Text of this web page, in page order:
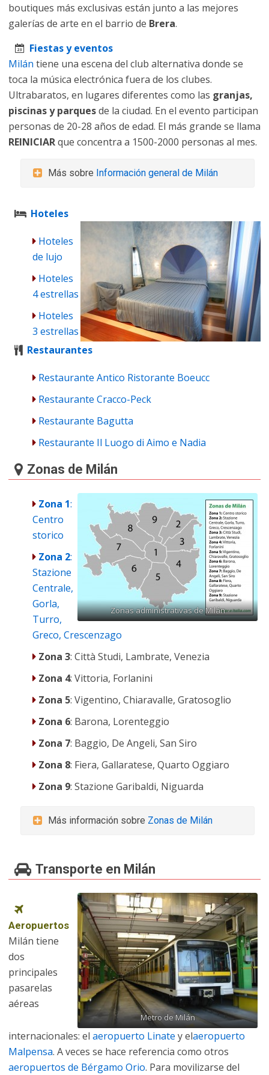
boutiques más exclusivas están junto a las mejores
galerías de arte en el barrio de Brera.
Fiestas y eventos
Milán tiene una escena del club alternativa donde se
toca la música electrónica fuera de los clubes.
Ultrabaratos, en lugares diferentes como las granjas,
piscinas y parquesde la ciudad. En el evento participan
personas de 20-28 años de edad. El más grande se llama
REINICIARque concentra a 1500-2000 personas al mes.
Más sobre Información general de Milán
Hoteles
Hoteles
de lujo
Hoteles
4 estrellas
Hoteles
3 estrellas
Restaurantes
Restaurante Antico Ristorante Boeucc
Restaurante Cracco-Peck
Restaurante Bagutta
Restaurante Il Luogo di Aimo e Nadia
Zonas de Milán
Zonas administrativas de Milán
Zona 1:
Centro
storico
Zona 2:
Stazione
Centrale,
Gorla,
Turro,
Greco, Crescenzago
Zona 3: Città Studi, Lambrate, Venezia
Zona 4: Vittoria, Forlanini
Zona 5: Vigentino, Chiaravalle, Gratosoglio
Zona 6: Barona, Lorenteggio
Zona 7: Baggio, De Angeli, San Siro
Zona 8: Fiera, Gallaratese, Quarto Oggiaro
Zona 9: Stazione Garibaldi, Niguarda
Más información sobre Zonas de Milán
Transporte en Milán
Metro de Milán
Aeropuertos
Milán tiene
dos
principales
pasarelas
aéreas
internacionales: el aeropuerto Linate y elaeropuerto
Malpensa. A veces se hace referencia como otros
aeropuertos de Bérgamo Orio. Para movilizarse del